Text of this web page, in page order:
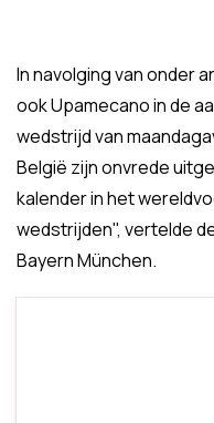
In navolging van onder
ook Upamecano in de
wedstrijd van
België zijn onvrede
kalender in het
wedstrijden", vertelde
Bayern München.